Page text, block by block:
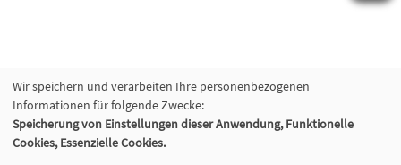
Wir speichern und verarbeiten Ihre personenbezogenen
Informationen für folgende Zwecke:
Speicherung von Einstellungen dieser Anwendung, Funktionelle
Cookies, Essenzielle Cookies.